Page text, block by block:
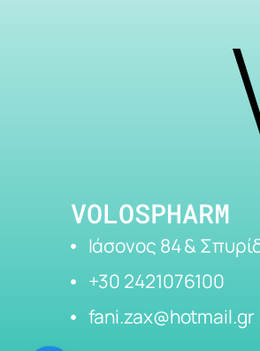
VOLOSPHARM
Ιάσονος 84 &
+30 2421076100
fani.zax@hotmail.gr